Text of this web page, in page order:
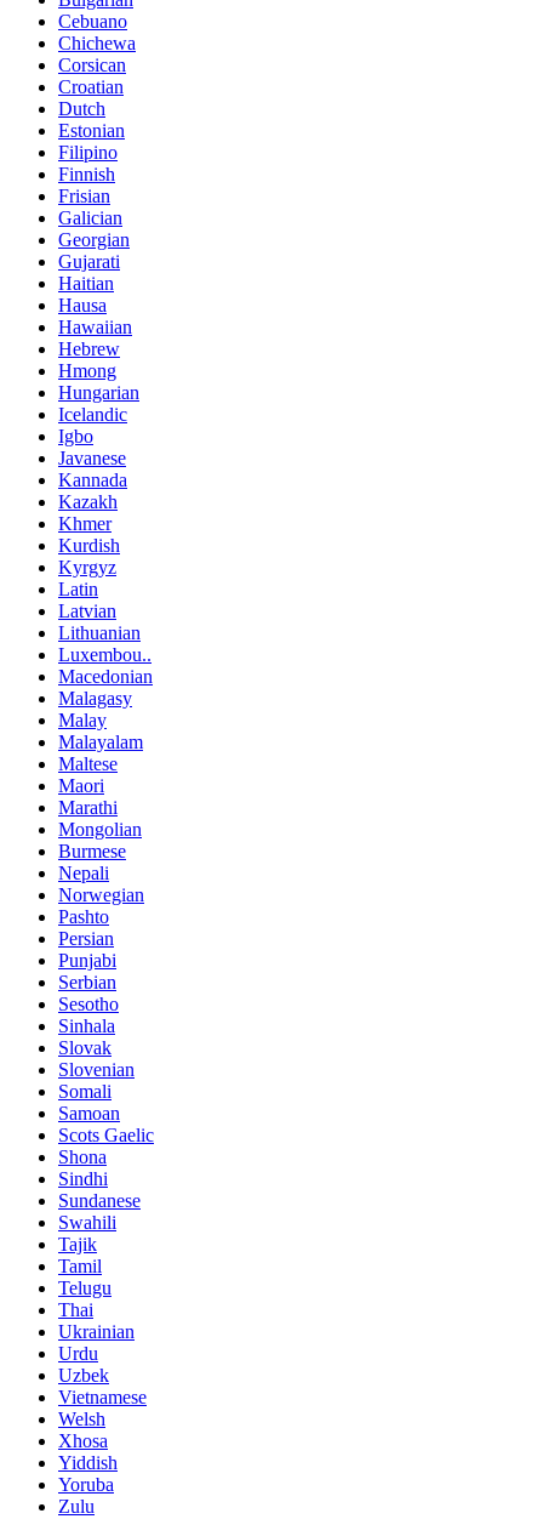
Cebuano
Chichewa
Corsican
Croatian
Dutch
Estonian
Filipino
Finnish
Frisian
Galician
Georgian
Gujarati
Haitian
Hausa
Hawaiian
Hebrew
Hmong
Hungarian
Icelandic
Igbo
Javanese
Kannada
Kazakh
Khmer
Kurdish
Kyrgyz
Latin
Latvian
Lithuanian
Luxembou..
Macedonian
Malagasy
Malay
Malayalam
Maltese
Maori
Marathi
Mongolian
Burmese
Nepali
Norwegian
Pashto
Persian
Punjabi
Serbian
Sesotho
Sinhala
Slovak
Slovenian
Somali
Samoan
Scots Gaelic
Shona
Sindhi
Sundanese
Swahili
Tajik
Tamil
Telugu
Thai
Ukrainian
Urdu
Uzbek
Vietnamese
Welsh
Xhosa
Yiddish
Yoruba
Zulu